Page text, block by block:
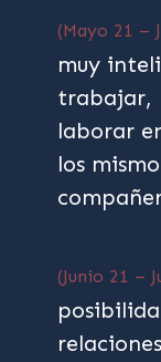
(Mayo 21 –
muy
trabajar,
laborar
los
(Junio 21 –